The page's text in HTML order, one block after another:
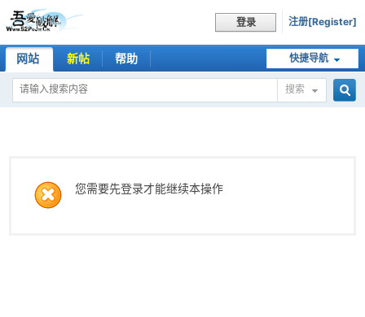
登录 注册[Register]
快捷导航
网站 新帖 帮助
搜索
您需要先登录才能继续本操作